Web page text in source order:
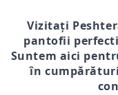
Vizitați
pantofii
Suntem aici
în